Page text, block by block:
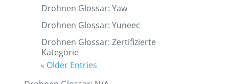
Drohnen Glossar: Yaw
Drohnen Glossar: Yuneec
Drohnen Glossar: Zertifizierte
Kategorie
« Older Entries